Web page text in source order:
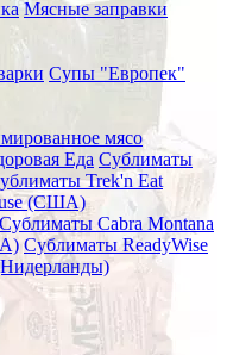
Мясные заправки
Супы "Европек"
мясо
Еда Сублиматы
Trek'n Eat
(США)
Сублиматы Cabra Montana
Сублиматы ReadyWise